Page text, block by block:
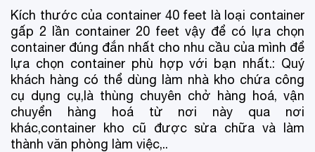
Kích thước của container 40 feet là loại container
gấp 2 lần container 20 feet vậy để có lựa chọn
container đúng đắn nhất cho nhu cầu của mình để
lựa chọn container phù hợp với bạn nhất.: Quý
khách hàng có thể dùng làm nhà kho chứa công
cụ dụng cụ,là thùng chuyên chở hàng hoá, vận
chuyển hàng hoá từ nơi này qua nơi
khác,container kho cũ được sửa chữa và làm
thành văn phòng làm việc,..